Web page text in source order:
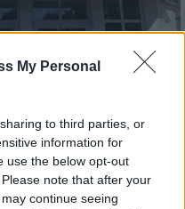
My Personal
to third parties, or
information for
use the below opt-out
note that after your
continue seeing
erősít a